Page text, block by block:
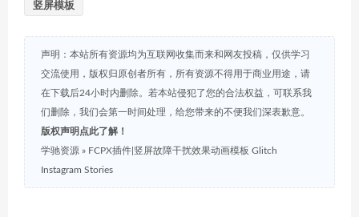
竖屏模板
声明：本站所有资源均为互联网收集而来和网友投稿，仅供学习
交流使用，版权归原创者所有，所有资源不得用于商业用途，请
在下载后24小时内删除。若本站侵犯了您的合法权益，可联系我
们删除，我们会第一时间处理，给您带来的不便我们深表歉意。
版权声明点此了解！
学驰资源 » FCPX插件|竖屏故障干扰效果动画模板 Glitch
Instagram Stories